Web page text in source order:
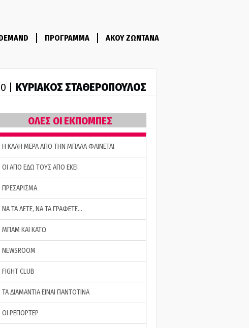
ΠΡΟΓΡΑΜΜΑ ΑΚΟΥ ΖΩΝΤΑΝΑ
| ΚΥΡΙΑΚΟΣ ΣΤΑΘΕΡΟΠΟΥΛΟΣ
ΟΛΕΣ ΟΙ ΕΚΠΟΜΠΕΣ
H ΚΑΛΗ ΜΕΡΑ ΑΠΟ ΤΗΝ ΜΠΑΛΑ ΦΑΙΝΕΤΑΙ
ΟΙ ΑΠΟ ΕΔΩ ΤΟΥΣ ΑΠΟ ΕΚΕΙ
ΠΡΕΣΑΡΙΣΜΑ
ΝΑ ΤΑ ΛΕΤΕ, ΝΑ ΤΑ ΓΡΑΦΕΤΕ…
ΜΠΑΜ ΚΑΙ ΚΑΤΩ
NEWSROOM
FIGHT CLUB
ΤΑ ΔΙΑΜΑΝΤΙΑ ΕΙΝΑΙ ΠΑΝΤΟΤΙΝΑ
ΟΙ ΡΕΠΟΡΤΕΡ